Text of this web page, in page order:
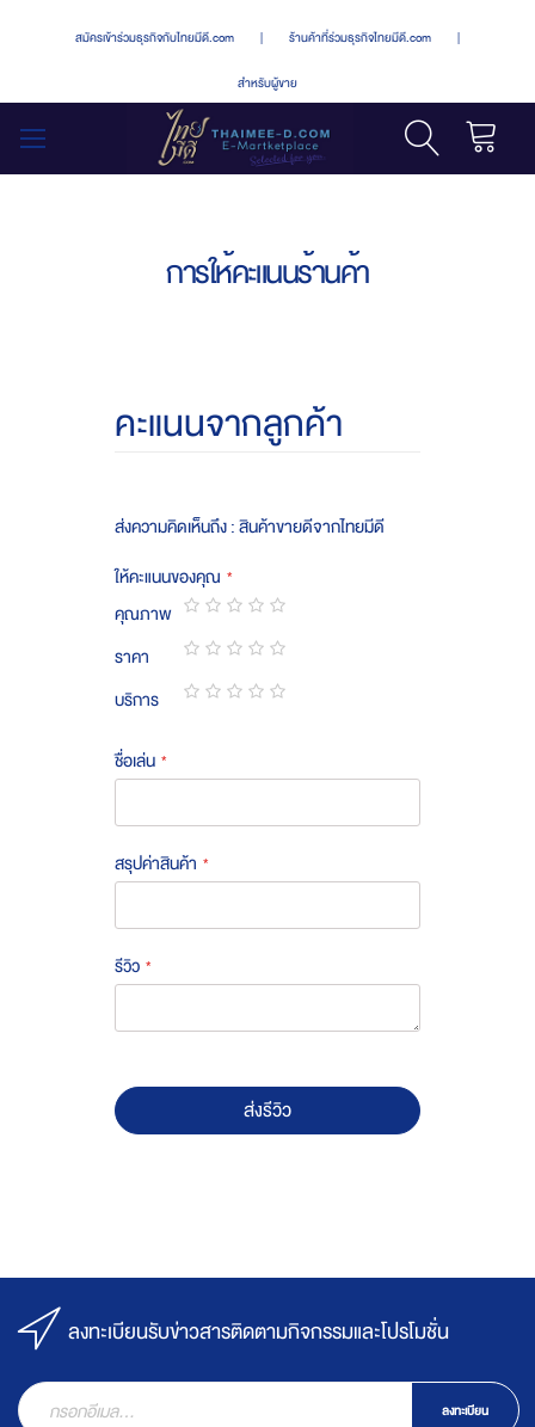
สมัครเข้าร่วมธุรกิจกับไทยมีดี.com | ร้านค้าที่ร่วมธุรกิจไทยมีดี.com |
สำหรับผู้ขาย
การให้คะแนนร้านค้า
คะแนนจากลูกค้า
ส่งความคิดเห็นถึง : สินค้าขายดีจากไทยมีดี
ให้คะแนนของคุณ
คุณภาพ
1
star
2
stars
3
stars
4
stars
5
stars
ราคา
1
star
2
stars
3
stars
4
stars
5
stars
บริการ
ชื่อเล่น
สรุปค่าสินค้า
รีวิว
ส่งรีวิว
ลงทะเบียนรับข่าวสารติดตามกิจกรรมและโปรโมชั่น
ลงทะเบียน